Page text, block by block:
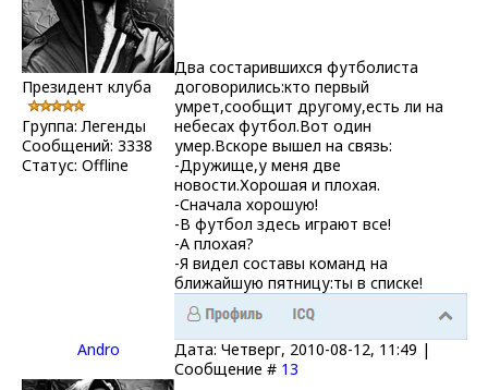
Президент клуба
Группа: Легенды
Сообщений: 3338
Статус: Offline
Два состарившихся футболиста
договорились:кто первый
умрет,сообщит другому,есть ли на
небесах футбол.Вот один
умер.Вскоре вышел на связь:
-Дружище,у меня две
новости.Хорошая и плохая.
-Сначала хорошую!
-В футбол здесь играют все!
-А плохая?
-Я видел составы команд на
ближайшую пятницу:ты в списке!
Andro
Дата: Четверг, 2010-08-12, 11:49 |
Сообщение # 13